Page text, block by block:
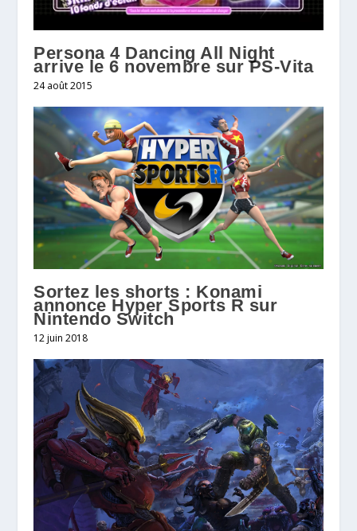
Persona 4 Dancing All Night
arrive le 6 novembre sur PS-Vita
24 août 2015
Sortez les shorts : Konami
annonce Hyper Sports R sur
Nintendo Switch
12 juin 2018